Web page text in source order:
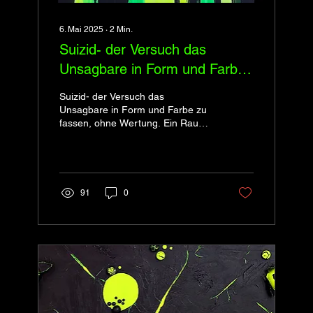
6. Mai 2025 ∙2 Min.
Suizid- der Versuch das
Unsagbare in Form und Farbe
Suizid- der Versuch das
Unsagbare in Form und Farbe zu
fassen, ohne Wertung. Ein Raum
fließen ineinander, da auch unter
verschiedenen Kulturen jene
Farben, Gelb, Grün und schwarz
zwischen Leben und Tod,
Erneuerung und Verfall. Es ist ein
Werk das Brücken baut, ein Werk
des Mittgefühls und Verständnis.
91 0